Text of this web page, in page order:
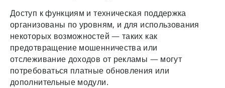
Доступ к функциям и техническая поддержка
организованы по уровням, и для использования
некоторых возможностей — таких как
предотвращение мошенничества или
отслеживание доходов от рекламы — могут
потребоваться платные обновления или
дополнительные модули.